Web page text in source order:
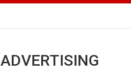
ADVERTISING